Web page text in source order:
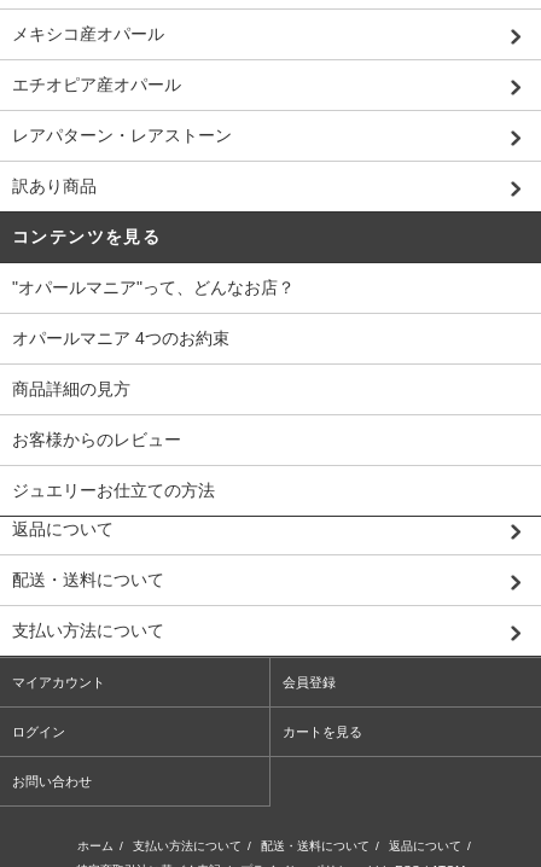
メキシコ産オパール
エチオピア産オパール
レアパターン・レアストーン
訳あり商品
コンテンツを見る
"オパールマニア"って、どんなお店？
オパールマニア 4つのお約束
商品詳細の見方
お客様からのレビュー
ジュエリーお仕立ての方法
返品について
配送・送料について
支払い方法について
マイアカウント 会員登録
ログイン カートを見る
お問い合わせ
ホーム / 支払い方法について / 配送・送料について / 返品について /